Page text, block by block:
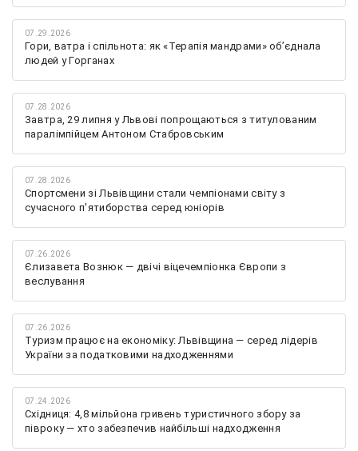
07.29.2026
Гори, ватра і спільнота: як «Терапія мандрами» об’єднала
людей у Горганах
07.28.2026
Завтра, 29 липня у Львові попрощаються з титулованим
паралімпійцем Антоном Стабровським
07.28.2026
Спортсмени зі Львівщини стали чемпіонами світу з
сучасного п'ятиборства серед юніорів
07.26.2026
Єлизавета Вознюк — двічі віцечемпіонка Європи з
веслування
07.26.2026
Туризм працює на економіку: Львівщина — серед лідерів
України за податковими надходженнями
07.24.2026
Східниця: 4,8 мільйона гривень туристичного збору за
півроку — хто забезпечив найбільші надходження